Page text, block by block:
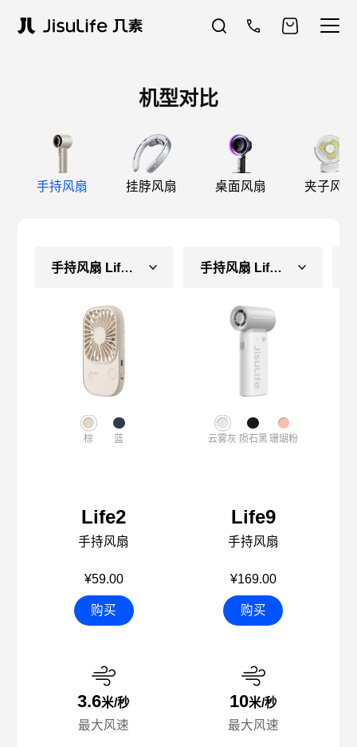
机型对比
手持风扇 挂脖风扇 桌面风扇 夹子风扇
手持风扇 Life2
棕 蓝
Life2
手持风扇
¥59.00
购买
3.6米/秒
最大风速
手持风扇 Life9（长续航款）
云雾灰 陨石黑 珊瑚粉
Life9
手持风扇
¥169.00
购买
10米/秒
最大风速